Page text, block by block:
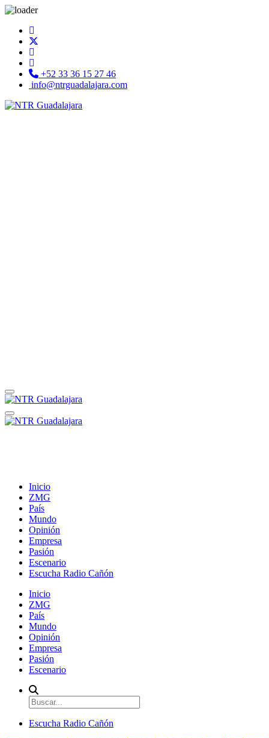
+52 33 36 15 27 46
info@ntrguadalajara.com
Inicio
ZMG
País
Mundo
Opinión
Empresa
Pasión
Escenario
Escucha Radio Cañón
Inicio
ZMG
País
Mundo
Opinión
Empresa
Pasión
Escenario
Escucha Radio Cañón